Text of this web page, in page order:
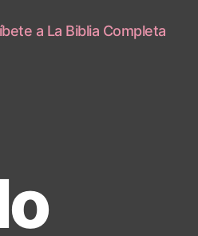
a La Biblia Completa